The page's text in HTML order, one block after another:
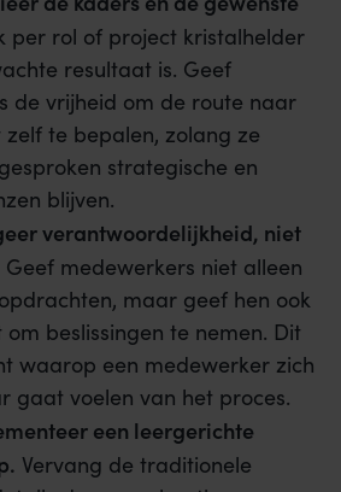
per rol of project kristalhelder
resultaat is. Geef
de vrijheid om de route naar
te bepalen, zolang ze
strategische en
blijven.
verantwoordelijkheid, niet
Geef medewerkers niet alleen
maar geef hen ook
beslissingen te nemen. Dit
waarop een medewerker zich
gaat voelen van het proces.
een leergerichte
Vervang de traditionele